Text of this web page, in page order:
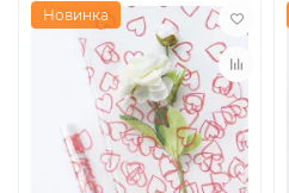
Новинка